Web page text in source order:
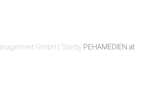
GmbH | Site by PEHAMEDIEN.at